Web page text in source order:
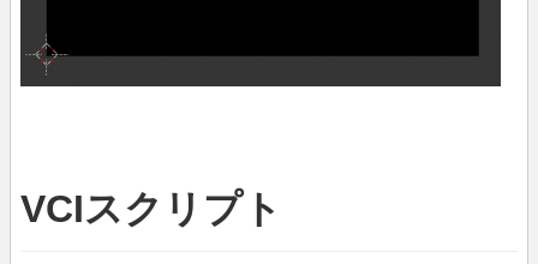
VCIスクリプト